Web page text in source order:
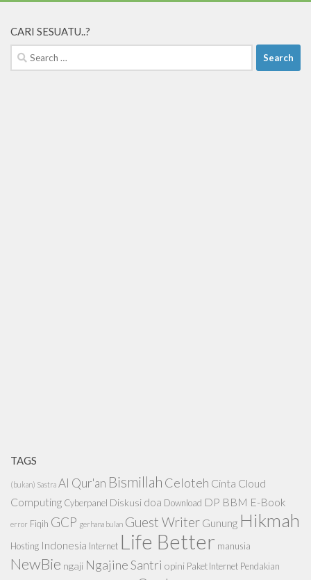
CARI SESUATU..?
Search
for:
TAGS
(bukan) Sastra Al Qur'an Bismillah Celoteh Cinta Cloud
Computing Cyberpanel Diskusi doa Download DP BBM E-Book
error Fiqih GCP gerhana bulan Guest Writer Gunung Hikmah
Hosting Indonesia Internet Life Better manusia
NewBie ngaji Ngajine Santri opini Paket Internet Pendakian